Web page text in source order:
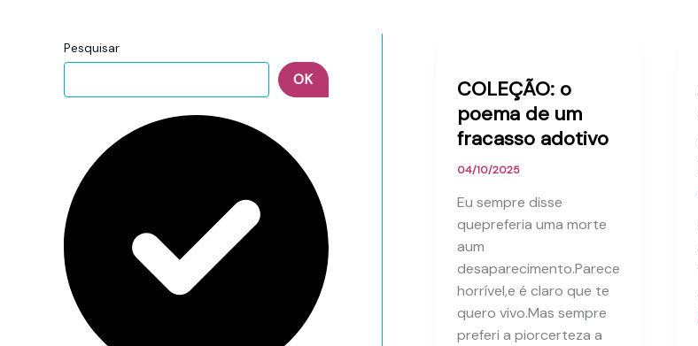
Pesquisar
OK
COLEÇÃO: o
poema de um
fracasso adotivo
04/10/2025
Eu sempre disse
quepreferia uma morte
aum
desaparecimento.Parece
horrível,e é claro que te
quero vivo.Mas sempre
preferi a piorcerteza a